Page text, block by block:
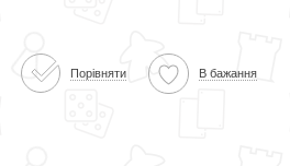
Порівняти В бажання